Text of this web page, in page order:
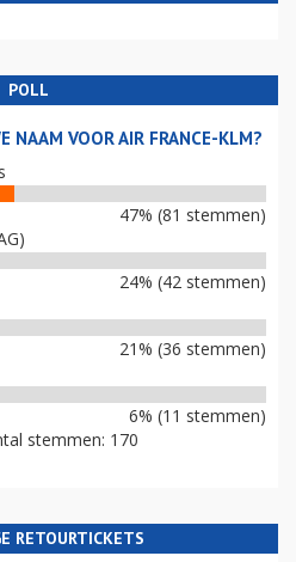
POLL
NAAM VOOR AIR FRANCE-KLM?
47% (81 stemmen)
24% (42 stemmen)
21% (36 stemmen)
6% (11 stemmen)
stemmen: 170
RETOURTICKETS